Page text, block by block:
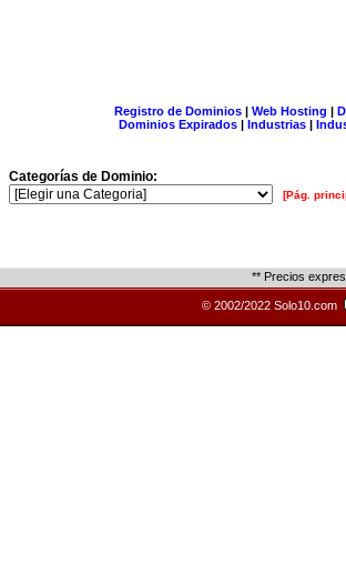
Registro de Dominios| Web Hosting |
Dominios Expirados | Industrias |
Categorías de Dominio:
[Pág.
** Precios
© 2002/2022 Solo10.com